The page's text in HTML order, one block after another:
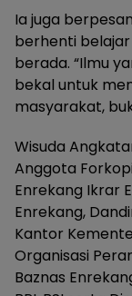
Ia juga
berhenti
berada. “Ilmu
bekal untuk
masyarakat,
Wisuda
Anggota
Enrekang Ikrar
Enrekang,
Kantor
Organisasi
Baznas